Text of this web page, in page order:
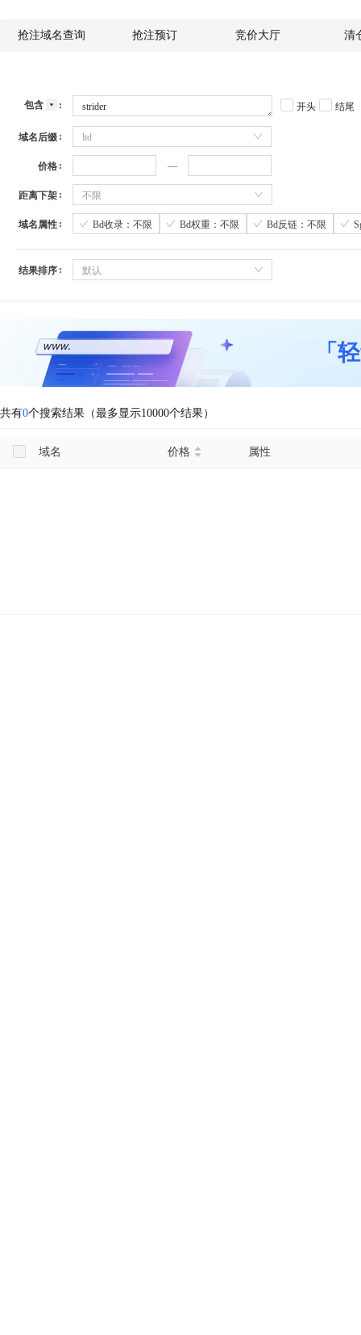
抢注域名查询 抢注预订 竞价大厅 清
包含 开头 结尾
域名后缀 ltd
价格
距离下架 不限
域名属性 Bd收录：不限 Bd权重：不限 Bd反链：不限
结果排序 默认
「
共有0个搜索结果（最多显示10000个结果）
域名 价格 属性